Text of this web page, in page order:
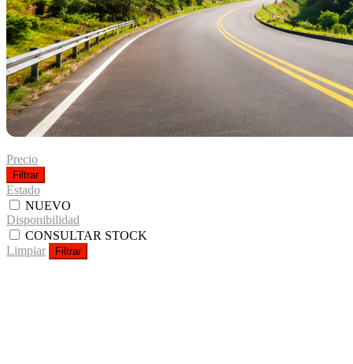
Precio
Filtrar
Estado
NUEVO
Disponibilidad
CONSULTAR STOCK
Limpiar
Filtrar